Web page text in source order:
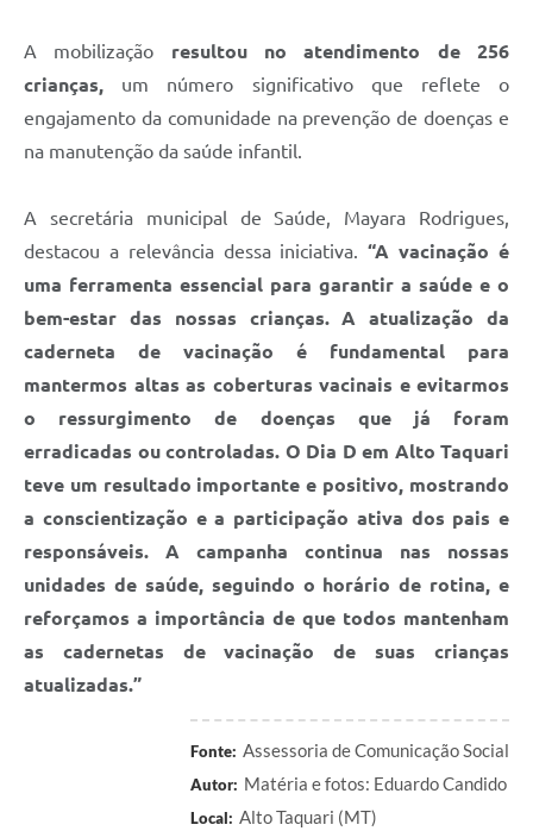
A mobilização resultou no atendimento de 256
crianças,
um número significativo que reflete o
engajamento da comunidade na prevenção de doenças e
na manutenção da saúde infantil.
A secretária municipal de Saúde, Mayara Rodrigues,
destacou a relevância dessa iniciativa.“A vacinação é
uma ferramenta essencial para garantir a saúde e o
bem-estar das nossas crianças. A atualização da
caderneta de vacinação é fundamental para
mantermos altas as coberturas vacinais e evitarmos
o ressurgimento de doenças que já foram
erradicadas ou controladas. O Dia D em Alto Taquari
teve um resultado importante e positivo, mostrando
a conscientização e a participação ativa dos pais e
responsáveis. A campanha continua nas nossas
unidades de saúde, seguindo o horário de rotina, e
reforçamos a importância de que todos mantenham
as cadernetas de vacinação de suas crianças
atualizadas.”
Fonte: Assessoria de Comunicação Social
Autor: Matéria e fotos: Eduardo Candido
Local: Alto Taquari (MT)